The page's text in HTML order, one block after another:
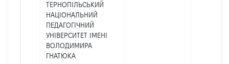
ТЕРНОПІЛЬСЬКИЙ
НАЦІОНАЛЬНИЙ
ПЕДАГОГІЧНИЙ
УНІВЕРСИТЕТ ІМЕНІ
ВОЛОДИМИРА
ГНАТЮКА